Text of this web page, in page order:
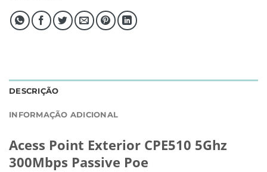
DESCRIÇÃO
INFORMAÇÃO ADICIONAL
Acess Point Exterior CPE510 5Ghz
300Mbps Passive Poe